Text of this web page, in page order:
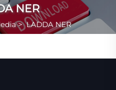
NER
>LADDA NER